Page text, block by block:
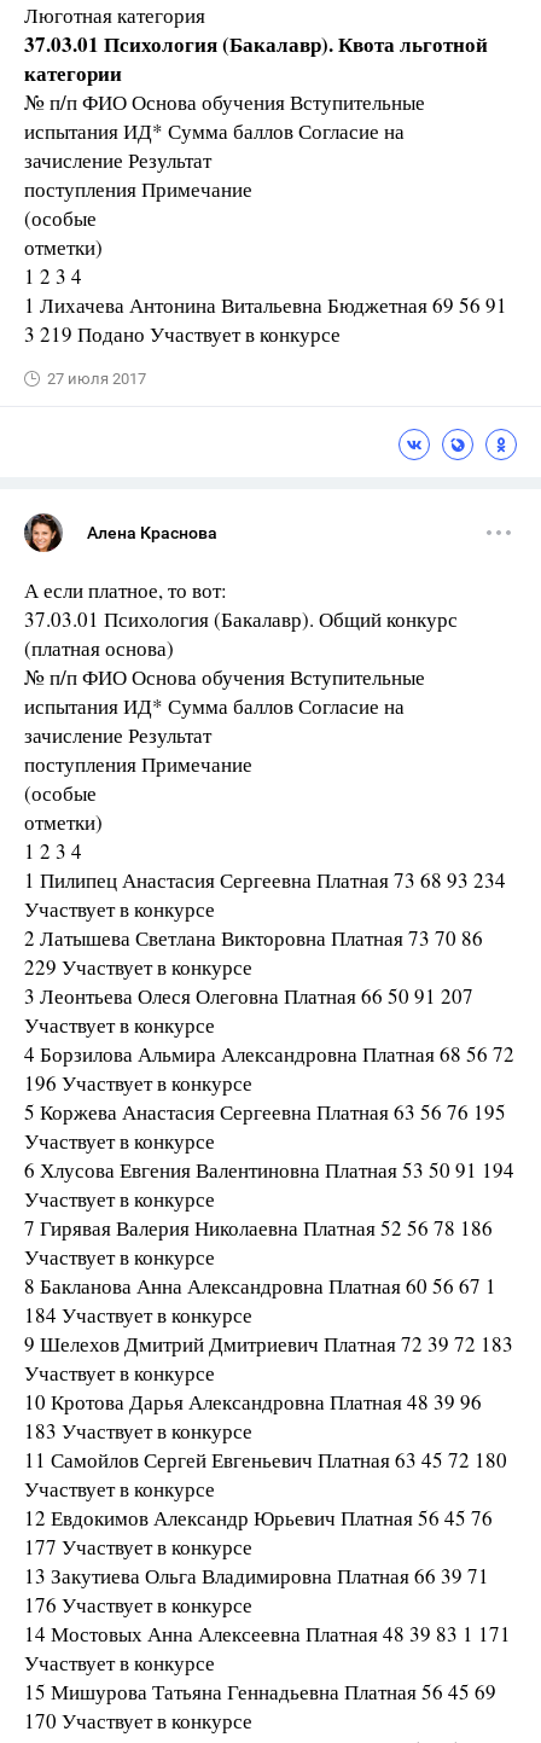
Люготная категория
37.03.01 Психология (Бакалавр). Квота льготной
категории
№ п/п ФИО Основа обучения Вступительные
испытания ИД* Сумма баллов Согласие на
зачисление Результат
поступления Примечание
(особые
отметки)
1 2 3 4
1 Лихачева Антонина Витальевна Бюджетная 69 56 91
3 219 Подано Участвует в конкурсе
27 июля 2017
Алена Краснова
А если платное, то вот:
37.03.01 Психология (Бакалавр). Общий конкурс
(платная основа)
№ п/п ФИО Основа обучения Вступительные
испытания ИД* Сумма баллов Согласие на
зачисление Результат
поступления Примечание
(особые
отметки)
1 2 3 4
1 Пилипец Анастасия Сергеевна Платная 73 68 93 234
Участвует в конкурсе
2 Латышева Светлана Викторовна Платная 73 70 86
229 Участвует в конкурсе
3 Леонтьева Олеся Олеговна Платная 66 50 91 207
Участвует в конкурсе
4 Борзилова Альмира Александровна Платная 68 56 72
196 Участвует в конкурсе
5 Коржева Анастасия Сергеевна Платная 63 56 76 195
Участвует в конкурсе
6 Хлусова Евгения Валентиновна Платная 53 50 91 194
Участвует в конкурсе
7 Гирявая Валерия Николаевна Платная 52 56 78 186
Участвует в конкурсе
8 Бакланова Анна Александровна Платная 60 56 67 1
184 Участвует в конкурсе
9 Шелехов Дмитрий Дмитриевич Платная 72 39 72 183
Участвует в конкурсе
10 Кротова Дарья Александровна Платная 48 39 96
183 Участвует в конкурсе
11 Самойлов Сергей Евгеньевич Платная 63 45 72 180
Участвует в конкурсе
12 Евдокимов Александр Юрьевич Платная 56 45 76
177 Участвует в конкурсе
13 Закутиева Ольга Владимировна Платная 66 39 71
176 Участвует в конкурсе
14 Мостовых Анна Алексеевна Платная 48 39 83 1 171
Участвует в конкурсе
15 Мишурова Татьяна Геннадьевна Платная 56 45 69
170 Участвует в конкурсе